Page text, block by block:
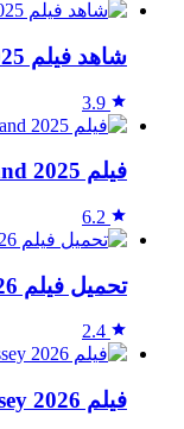
شاهد فيلم The Memory Keeper 2025 مترجم HD
3.9
فيلم Sukkwan Island 2025 مترجم HD
6.2
تحميل فيلم Night of Blood 2026 مترجم HD
2.4
فيلم The Odyssey 2026 مترجم مباشرة HD